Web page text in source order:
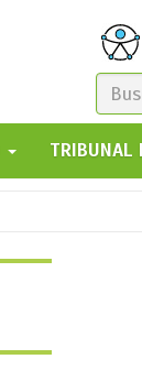
DE
GO!
TRIBUNAL